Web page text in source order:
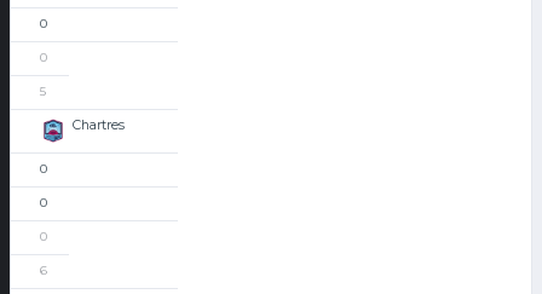
0
0
5
Chartres
0
0
0
6